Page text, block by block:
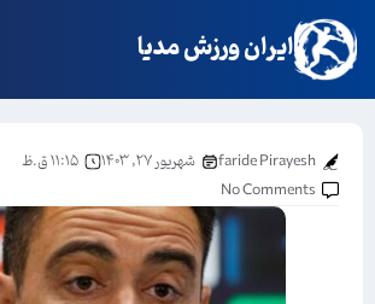
ایران ورزش مدیا
faride Pirayesh شهریور ۲۷, ۱۴۰۳
۱۱:۱۵ ق.ظ
No Comments